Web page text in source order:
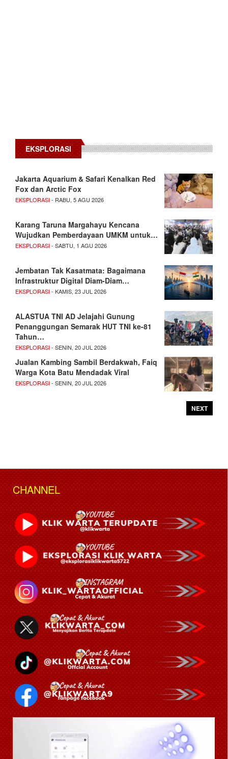
EKSPLORASI
Jakarta Aquarium & Safari Kenalkan Red
Fox dan Arctic Fox
EKSPLORASI- RABU, 5 AGU 2026
Karang Taruna Margahayu Kencana
Wujudkan Pemberdayaan UMKM untuk…
EKSPLORASI- SABTU, 1 AGU 2026
Jembatan Tak Kasatmata: Bagaimana
Infrastruktur Digital Diam-Diam…
EKSPLORASI- KAMIS, 23 JUL 2026
ALASTUA TNI AD Jelajahi Gunung
Penanggungan Semarak HUT TNI ke-81
Tahun…
EKSPLORASI- SENIN, 20 JUL 2026
Jualan Kambing Sambil Berdakwah, Faiq
Warga Kota Batu Mendadak Viral
EKSPLORASI- SENIN, 20 JUL 2026
NEXT
CHANNEL